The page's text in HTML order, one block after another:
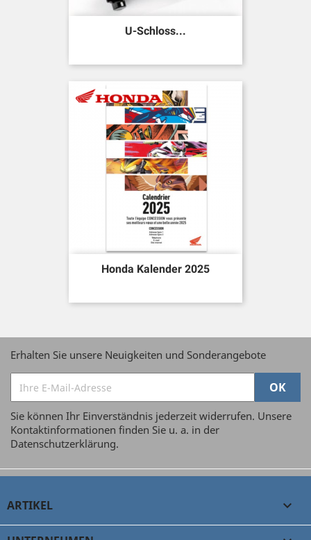
U-Schloss...
Honda Kalender 2025
Erhalten Sie unsere Neuigkeiten und Sonderangebote
Sie können Ihr Einverständnis jederzeit widerrufen. Unsere
Kontaktinformationen finden Sie u. a. in der
Datenschutzerklärung.
ARTIKEL 